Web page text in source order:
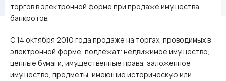
торгов в электронной форме при продаже имущества
банкротов.
С 14 октября 2010 года продаже на торгах, проводимых в
электронной форме, подлежат: недвижимое имущество,
ценные бумаги, имущественные права, заложенное
имущество, предметы, имеющие историческую или